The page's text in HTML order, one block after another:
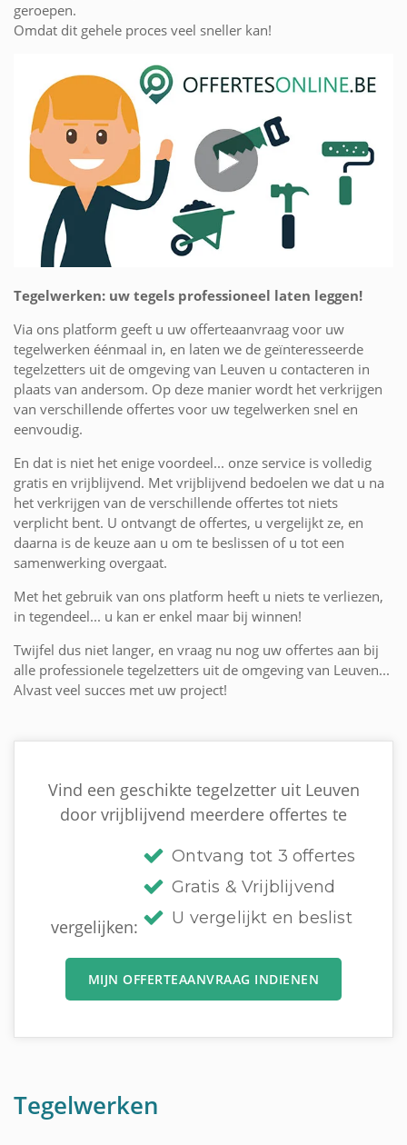
geroepen.
Omdat dit gehele proces veel sneller kan!
Tegelwerken: uw tegels professioneel laten leggen!
Via ons platform geeft u uw offerteaanvraag voor uw
tegelwerken éénmaal in, en laten we de geïnteresseerde
tegelzetters uit de omgeving van Leuven u contacteren in
plaats van andersom. Op deze manier wordt het verkrijgen
van verschillende offertes voor uw tegelwerken snel en
eenvoudig.
En dat is niet het enige voordeel... onze service is volledig
gratis en vrijblijvend. Met vrijblijvend bedoelen we dat u na
het verkrijgen van de verschillende offertes tot niets
verplicht bent. U ontvangt de offertes, u vergelijkt ze, en
daarna is de keuze aan u om te beslissen of u tot een
samenwerking overgaat.
Met het gebruik van ons platform heeft u niets te verliezen,
in tegendeel... u kan er enkel maar bij winnen!
Twijfel dus niet langer, en vraag nu nog uw offertes aan bij
alle professionele tegelzetters uit de omgeving van Leuven...
Alvast veel succes met uw project!
Vind een geschikte tegelzetter uit Leuven
door vrijblijvend meerdere offertes te
vergelijken:
Ontvang tot 3 offertes
Gratis & Vrijblijvend
U vergelijkt en beslist
MIJN OFFERTEAANVRAAG INDIENEN
Tegelwerken